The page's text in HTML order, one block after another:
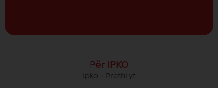
Për IPKO
Ipko - Rrethi yt